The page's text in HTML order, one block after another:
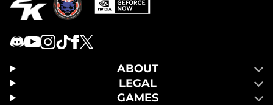
ABOUT
LEGAL
GAMES